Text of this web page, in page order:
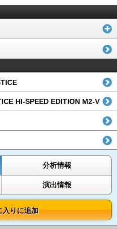
HI-SPEED EDITION M2-V
分析情報
演出情報
入りに追加